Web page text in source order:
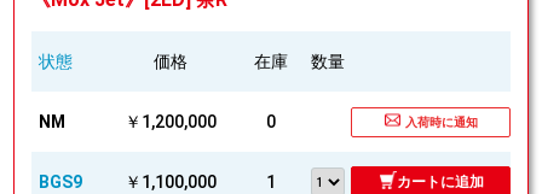
状態 価格 在庫 数量
NM ￥1,200,000 0 入荷時に通知
BGS9
￥1,100,000 1 カートに追加